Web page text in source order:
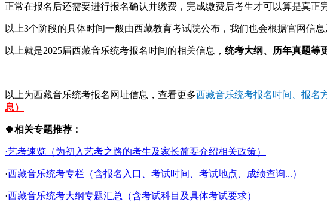
正常在报名后还需要进行报名确认并缴费，完成缴费后考生才可以算是真正
以上3个阶段的具体时间一般由西藏教育考试院公布，我们也会根据官网信
以上就是2025届西藏音乐统考报名时间的相关信息， 统考大纲、历年真题等
以上为西藏音乐统考报名网址信息，查看更多西藏音乐统考报名时间、报名
息）
🍀相关专题推荐：
·艺考速览（为初入艺考之路的考生及家长简要介绍相关政策）
·西藏音乐统考专栏（含报名入口、考试时间、考试地点、成绩查询...）
·西藏音乐统考大纲专题汇总（含考试科目及具体考试要求）